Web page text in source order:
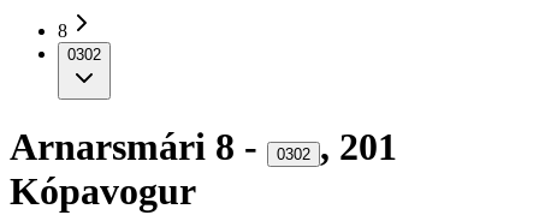
8
0302
Arnarsmári 8 - 0302 , 201
Kópavogur